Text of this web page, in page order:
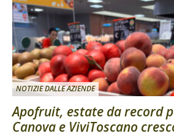
NOTIZIE DALLE AZIENDE
Apofruit, estate da record
Canova e ViviToscano